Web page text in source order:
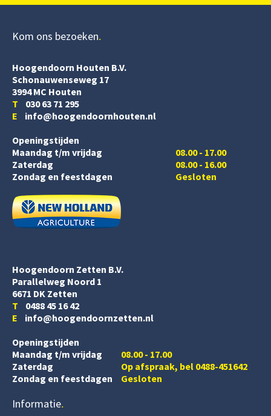
Kom ons bezoeken
Hoogendoorn Houten B.V.
Schonauwenseweg 17
3994 MC Houten
T 030 63 71 295
E info@hoogendoornhouten.nl
Openingstijden
Maandag t/m vrijdag
Zaterdag
08.00 - 17.00
08.00 - 16.00
Zondag en feestdagen
Gesloten
Hoogendoorn Zetten B.V.
Parallelweg Noord 1
6671 DK Zetten
T 0488 45 16 42
E info@hoogendoornzetten.nl
Openingstijden
Maandag t/m vrijdag
08.00 - 17.00
Zaterdag
Op afspraak, bel 0488-451642
Zondag en feestdagen
Gesloten
Informatie